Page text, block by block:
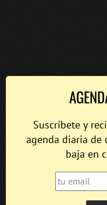
Suscríbete y
agenda diaria de
baja en